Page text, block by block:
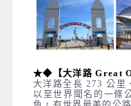
★◆【大洋路 Great
大洋路全長 273 公里
以至世界聞名的一條